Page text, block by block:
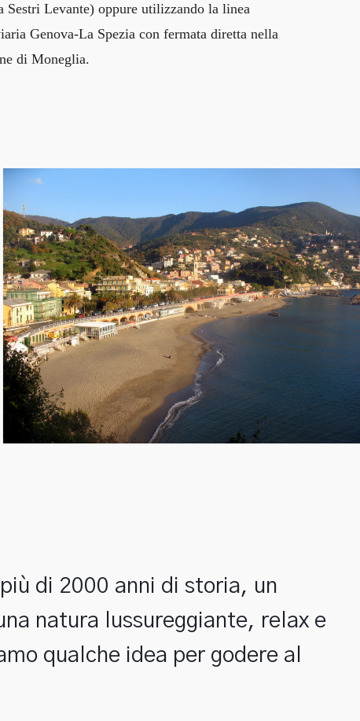
Sestri Levante) oppure utilizzando la linea
Genova-La Spezia con fermata diretta nella
di Moneglia.
di 2000 anni di storia, un
natura lussureggiante, relax e
qualche idea per godere al